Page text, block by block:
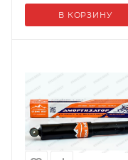
В КОРЗИНУ